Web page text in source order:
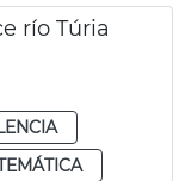
río Túria